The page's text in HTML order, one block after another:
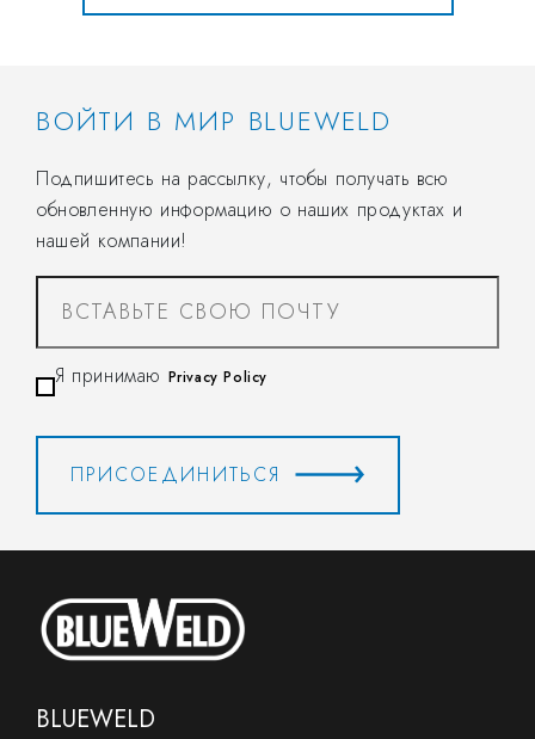
ВОЙТИ В МИР BLUEWELD
Подпишитесь на рассылку, чтобы получать всю
обновленную информацию о наших продуктах и
нашей компании!
Я принимаю Privacy Policy
ПРИСОЕДИНИТЬСЯ
BLUEWELD